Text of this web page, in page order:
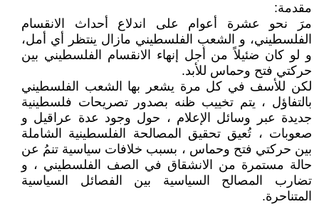
مقدمة:
مرَ نحو عشرة أعوام على اندلاع أحداث الانقسام
الفلسطيني، و الشعب الفلسطيني مازال ينتظر أي أمل،
و لو كان ضئيلاً من أجل إنهاء الانقسام الفلسطيني بين
حركتي فتح وحماس للأبد.
لكن للأسف في كل مرة يشعر بها الشعب الفلسطيني
بالتفاؤل ، يتم تخييب ظنه بصدور تصريحات فلسطينية
جديدة عبر وسائل الإعلام ، حول وجود عدة عراقيل و
صعوبات ، تُعيق تحقيق المصالحة الفلسطينية الشاملة
بين حركتي فتح وحماس ، بسبب خلافات سياسية تنمُ عن
حالة مستمرة من الانشقاق في الصف الفلسطيني ، و
تضارب المصالح السياسية بين الفصائل السياسية
المتناحرة.